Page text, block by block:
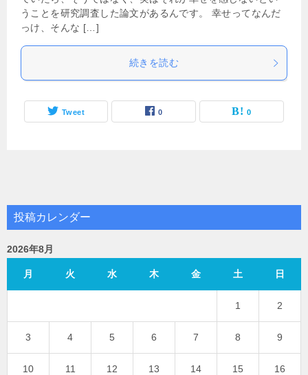
うことを研究調査した論文があるんです。 幸せってなんだ
っけ、そんな […]
続きを読む
Tweet 0 0
投稿カレンダー
2026年8月
月 火 水 木 金 土 日
1 2
3 4 5 6 7 8 9
10 11 12 13 14 15 16